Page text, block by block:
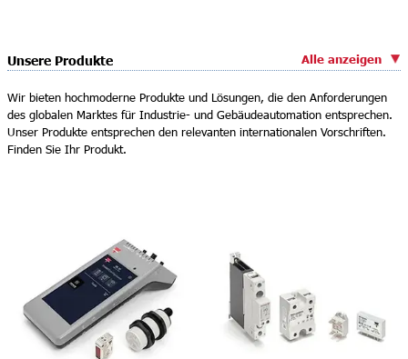
Unsere Produkte Alle anzeigen
Wir bieten hochmoderne Produkte und Lösungen, die den Anforderungen
des globalen Marktes für Industrie- und Gebäudeautomation entsprechen.
Unser Produkte entsprechen den relevanten internationalen Vorschriften.
Finden Sie Ihr Produkt.